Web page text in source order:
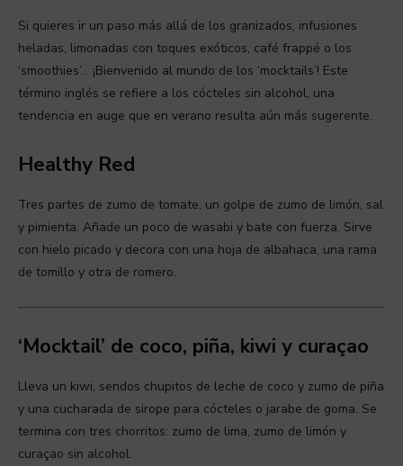
Si quieres ir un paso más allá de los granizados, infusiones
heladas, limonadas con toques exóticos, café frappé o los
‘smoothies’… ¡Bienvenido al mundo de los ‘mocktails’! Este
término inglés se refiere a los cócteles sin alcohol, una
tendencia en auge que en verano resulta aún más sugerente.
Healthy Red
Tres partes de zumo de tomate, un golpe de zumo de limón, sal
y pimienta. Añade un poco de wasabi y bate con fuerza. Sirve
con hielo picado y decora con una hoja de albahaca, una rama
de tomillo y otra de romero.
‘Mocktail’ de coco, piña, kiwi y curaçao
Lleva un kiwi, sendos chupitos de leche de coco y zumo de piña
y una cucharada de sirope para cócteles o jarabe de goma. Se
termina con tres chorritos: zumo de lima, zumo de limón y
curaçao sin alcohol.